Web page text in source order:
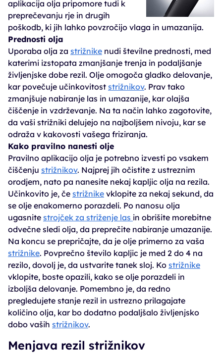
aplikacija olja pripomore tudi k
preprečevanju rje in drugih
poškodb, ki jih lahko povzročijo vlaga in umazanija.
Prednosti olja
Uporaba olja za strižnike nudi številne prednosti, med
katerimi izstopata zmanjšanje trenja in podaljšanje
življenjske dobe rezil. Olje omogoča gladko delovanje,
kar povečuje učinkovitost strižnikov. Prav tako
zmanjšuje nabiranje las in umazanije, kar olajša
čiščenje in vzdrževanje. Na ta način lahko zagotovite,
da vaši strižniki delujejo na najboljšem nivoju, kar se
odraža v kakovosti vašega friziranja.
Kako pravilno nanesti olje
Pravilno aplikacijo olja je potrebno izvesti po vsakem
čiščenju strižnikov. Najprej jih očistite z ustreznim
orodjem, nato pa nanesite nekaj kapljic olja na rezila.
Učinkovito je, če strižnike vklopite za nekaj sekund, da
se olje enakomerno porazdeli. Po nanosu olja
ugasnite strojček za striženje las in obrišite morebitne
odvečne sledi olja, da preprečite nabiranje umazanije.
Na koncu se prepričajte, da je olje primerno za vaša
strižnike. Povprečno število kapljic je med 2 do 4 na
rezilo, dovolj je, da ustvarite tanek sloj. Ko strižnike
vklopite, boste opazili, kako se olje porazdeli in
izboljša delovanje. Pomembno je, da redno
pregledujete stanje rezil in ustrezno prilagajate
količino olja, kar bo dodatno podaljšalo življenjsko
dobo vaših strižnikov.
Menjava rezil strižnikov